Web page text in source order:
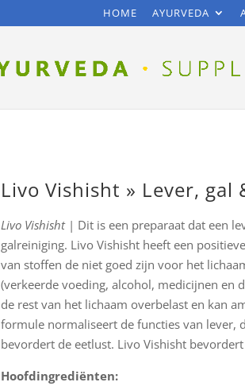
HOME AYURVEDA
Livo Vishisht » Lever,
Livo Vishisht| Dit is een preparaat dat een
galreiniging. Livo Vishisht heeft een
van stoffen de niet goed zijn voor het
(verkeerde voeding, alcohol, medicijnen en
de rest van het lichaam overbelast en kan
formule normaliseert de functies van lever,
bevordert de eetlust. Livo Vishisht
Hoofdingrediënten: